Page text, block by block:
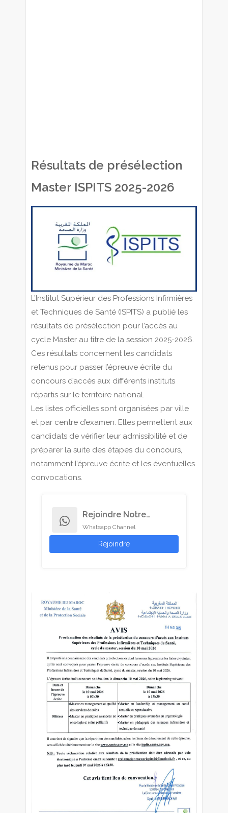
Résultats de présélection
Master ISPITS 2025-2026
L’Institut Supérieur des Professions Infirmières
et Techniques de Santé (ISPITS) a publié les
résultats de présélection pour l’accès au
cycle Master au titre de la session 2025-2026.
Ces résultats concernent les candidats
retenus pour passer l’épreuve écrite du
concours d’accès aux différents instituts
répartis sur le territoire national.
Les listes officielles sont organisées par ville
et par centre d’examen. Elles permettent aux
candidats de vérifier leur admissibilité et de
préparer la suite des étapes du concours,
notamment l’épreuve écrite et les éventuelles
convocations.
whatsapp
Rejoindre Notre
Channel
Whatsapp Channel
Rejoindre